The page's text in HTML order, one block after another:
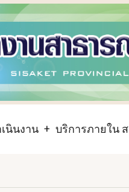
นินงาน บริการภายใน